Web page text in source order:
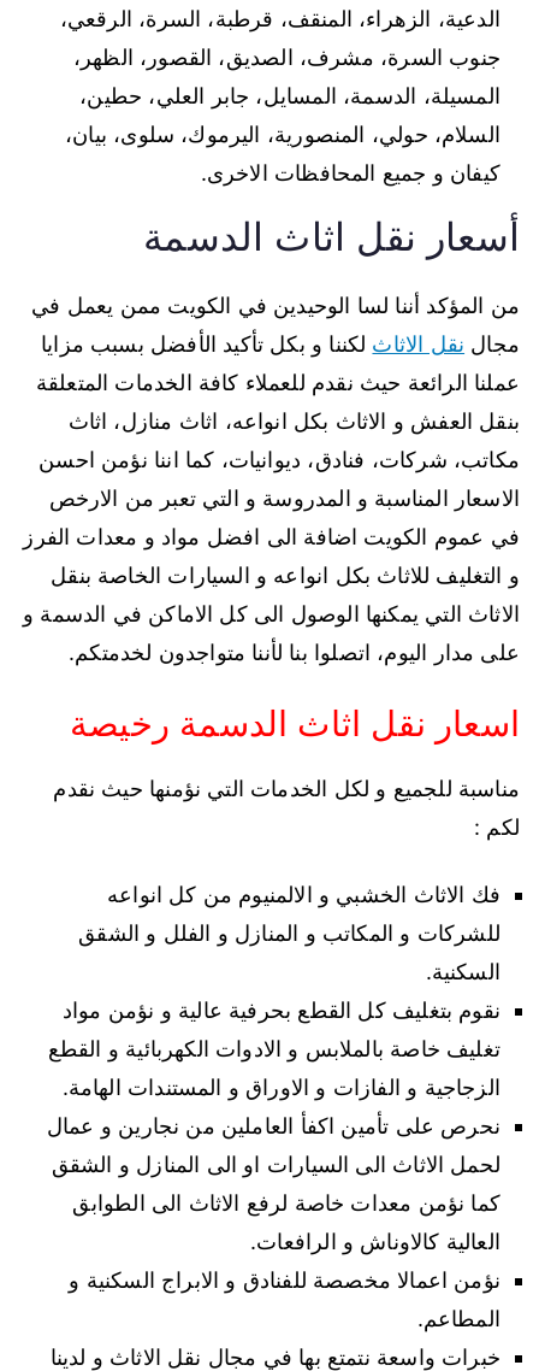
الدعية، الزهراء، المنقف، قرطبة، السرة، الرقعي،
جنوب السرة، مشرف، الصديق، القصور، الظهر،
المسيلة، الدسمة، المسايل، جابر العلي، حطين،
السلام، حولي، المنصورية، اليرموك، سلوى، بيان،
كيفان و جميع المحافظات الاخرى.
أسعار نقل اثاث الدسمة
من المؤكد أننا لسا الوحيدين في الكويت ممن يعمل في
مجال نقل الاثاث لكننا و بكل تأكيد الأفضل بسبب مزايا
عملنا الرائعة حيث نقدم للعملاء كافة الخدمات المتعلقة
بنقل العفش و الاثاث بكل انواعه، اثاث منازل، اثاث
مكاتب، شركات، فنادق، ديوانيات، كما اننا نؤمن احسن
الاسعار المناسبة و المدروسة و التي تعبر من الارخص
في عموم الكويت اضافة الى افضل مواد و معدات الفرز
و التغليف للاثاث بكل انواعه و السيارات الخاصة بنقل
الاثاث التي يمكنها الوصول الى كل الاماكن في الدسمة و
على مدار اليوم، اتصلوا بنا لأننا متواجدون لخدمتكم.
اسعار نقل اثاث الدسمة رخيصة
مناسبة للجميع و لكل الخدمات التي نؤمنها حيث نقدم
لكم :
فك الاثاث الخشبي و الالمنيوم من كل انواعه
للشركات و المكاتب و المنازل و الفلل و الشقق
السكنية.
نقوم بتغليف كل القطع بحرفية عالية و نؤمن مواد
تغليف خاصة بالملابس و الادوات الكهربائية و القطع
الزجاجية و الفازات و الاوراق و المستندات الهامة.
نحرص على تأمين اكفأ العاملين من نجارين و عمال
لحمل الاثاث الى السيارات او الى المنازل و الشقق
كما نؤمن معدات خاصة لرفع الاثاث الى الطوابق
العالية كالاوناش و الرافعات.
نؤمن اعمالا مخصصة للفنادق و الابراج السكنية و
المطاعم.
خبرات واسعة نتمتع بها في مجال نقل الاثاث و لدينا